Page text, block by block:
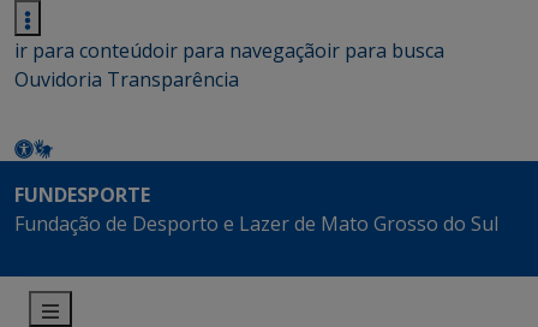
ir para conteúdoir para navegaçãoir para busca
Ouvidoria Transparência
FUNDESPORTE
Fundação de Desporto e Lazer de Mato Grosso do Sul